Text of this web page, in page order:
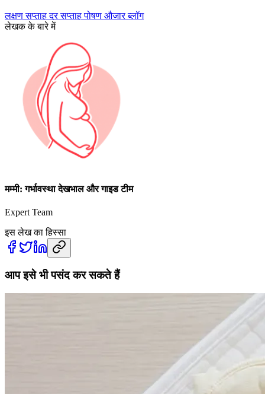
लक्षणसप्ताह दर सप्ताहपोषण औजारब्लॉग
लेखक के बारे में
मम्मी: गर्भावस्था देखभाल और गाइड टीम
Expert Team
इस लेख का हिस्सा
आप इसे भी पसंद कर सकते हैं